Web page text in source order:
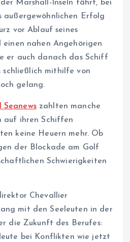
Marshall-Inseln fährt, bei
außergewöhnlichen Erfolg
vor Ablauf seines
einen nahen Angehörigen
er auch danach das Schiff
schließlich mithilfe von
gelang.
Seanewszahlten manche
auf ihren Schiffen
keine Heuern mehr. Ob
der Blockade am Golf
Schwierigkeiten
Chevallier
mit den Seeleuten in der
die Zukunft des Berufes:
bei Konflikten wie jetzt